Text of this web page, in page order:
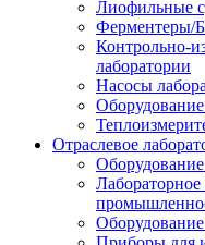
Лиофильные
Ферментеры/
Контрольно-
лаборатории
Насосы
Отраслевое